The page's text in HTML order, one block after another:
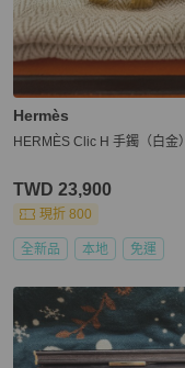
Hermès
HERMÈS Clic H 手鐲（白金）
TWD 23,900
現折 800
全新品 本地 免運